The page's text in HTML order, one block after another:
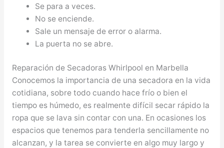
Se para a veces.
No se enciende.
Sale un mensaje de error o alarma.
La puerta no se abre.
Reparación de Secadoras Whirlpool en Marbella
Conocemos la importancia de una secadora en la vida
cotidiana, sobre todo cuando hace frío o bien el
tiempo es húmedo, es realmente difícil secar rápido la
ropa que se lava sin contar con una. En ocasiones los
espacios que tenemos para tenderla sencillamente no
alcanzan, y la tarea se convierte en algo muy largo y